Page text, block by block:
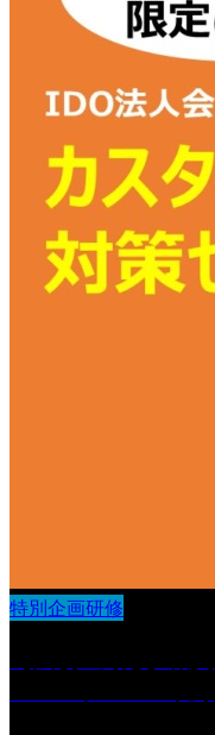
特別企画研修